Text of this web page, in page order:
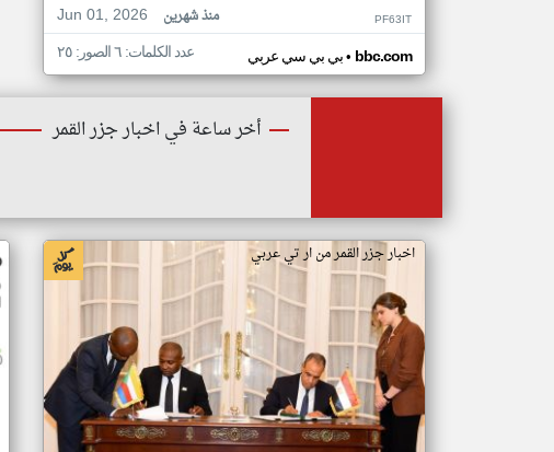
Jun 01, 2026
منذ شهرين PF63IT
بي بي سي عربي• bbc.com عدد الكلمات: ٦ الصور: ٢٥
أخر ساعة في اخبار جزر القمر
اخبار جزر القمر من ار تي عربي